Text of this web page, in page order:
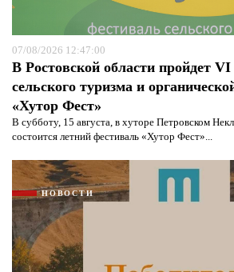
07/08/2026 12:47:00
В Ростовской области пройдет
сельского туризма и
«Хутор Фест»
В субботу, 15 августа, в хуторе Петровском
состоится летний фестиваль «Хутор Фест»...
НОВОСТИ